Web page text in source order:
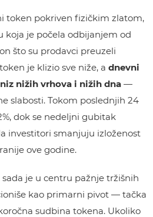
token pokriven fizičkim zlatom,
koja je počela odbijanjem od
što su prodavci preuzeli
je klizio sve niže, a dnevni
nižih vrhova i nižih dna —
slabosti. Tokom poslednjih 24
dok se nedeljni gubitak
investitori smanjuju izloženost
ove godine.
je u centru pažnje tržišnih
kao primarni pivot — tačka
sudbina tokena. Ukoliko